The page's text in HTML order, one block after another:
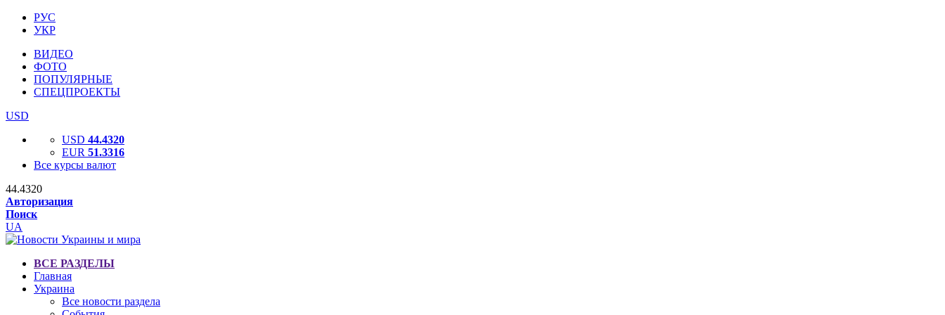
РУС
УКР
ВИДЕО
ФОТО
ПОПУЛЯРНЫЕ
СПЕЦПРОЕКТЫ
USD
USD 44.4320
EUR 51.3316
Все курсы валют
44.4320
Авторизация
Поиск
UA
ВСЕ РАЗДЕЛЫ
Главная
Украина
Все новости раздела